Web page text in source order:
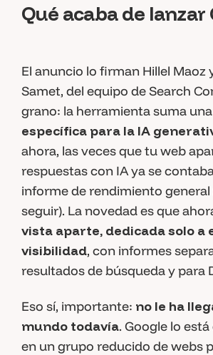
Qué acaba de lanzar
El anuncio lo firman Hillel Maoz
Samet, del equipo de Search
grano: la herramienta suma una
específica para la IA
ahora, las veces que tu web
respuestas con IA ya se
informe de rendimiento general
seguir). La novedad es que
vista aparte, dedicada solo a
visibilidad, con informes
resultados de búsqueda y para
Eso sí, importante: no le ha
mundo todavía. Google lo
en un grupo reducido de webs